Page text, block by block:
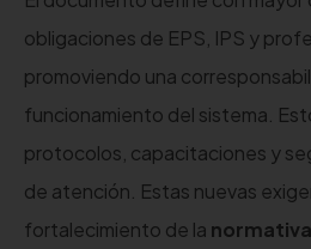
obligaciones de EPS, IPS y
promoviendo una
funcionamiento del sistema.
protocolos, capacitaciones y
de atención. Estas nuevas
fortalecimiento de la